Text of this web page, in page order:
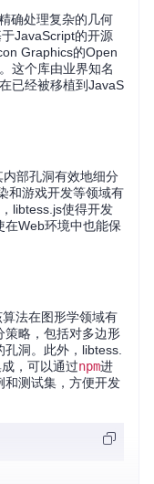
确处理复杂的几何
JavaScript的开源
Graphics的Open
这个库由业界知名
已经被移植到JavaS
部孔洞有效地细分
和游戏开发等领域有
libtess.js使得开发
在Web环境中也能保
法在图形学领域有
策略，包括对多边形
洞。此外，libtess.
，可以通过npm进
和测试集，方便开发